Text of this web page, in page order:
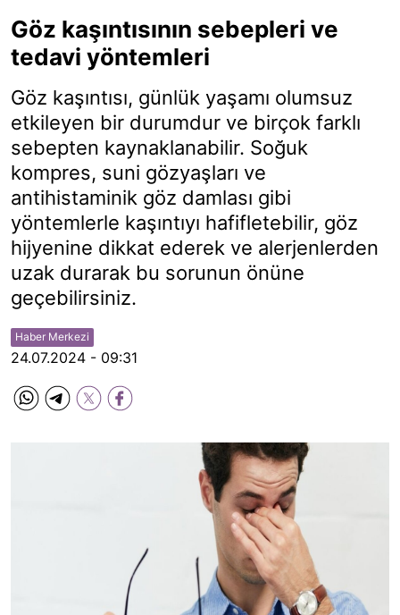
Göz kaşıntısının sebepleri ve
tedavi yöntemleri
Göz kaşıntısı, günlük yaşamı olumsuz
etkileyen bir durumdur ve birçok farklı
sebepten kaynaklanabilir. Soğuk
kompres, suni gözyaşları ve
antihistaminik göz damlası gibi
yöntemlerle kaşıntıyı hafifletebilir, göz
hijyenine dikkat ederek ve alerjenlerden
uzak durarak bu sorunun önüne
geçebilirsiniz.
Haber Merkezi
24.07.2024 - 09:31